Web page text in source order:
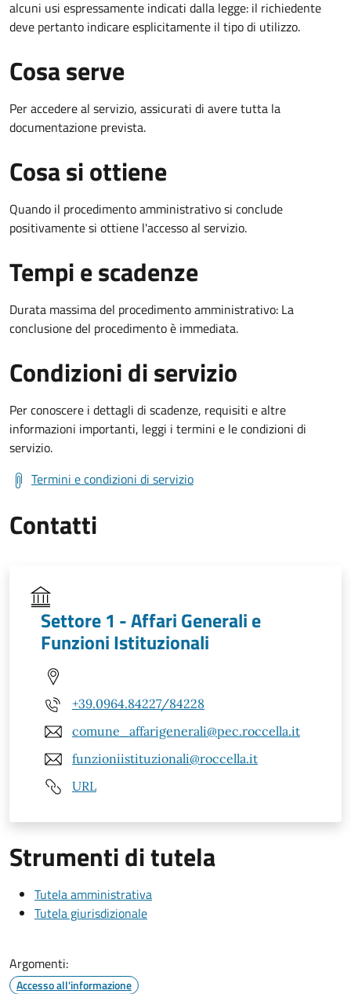
alcuni usi espressamente indicati dalla legge: il richiedente
deve pertanto indicare esplicitamente il tipo di utilizzo.
Cosa serve
Per accedere al servizio, assicurati di avere tutta la
documentazione prevista.
Cosa si ottiene
Quando il procedimento amministrativo si conclude
positivamente si ottiene l'accesso al servizio.
Tempi e scadenze
Durata massima del procedimento amministrativo: La
conclusione del procedimento è immediata.
Condizioni di servizio
Per conoscere i dettagli di scadenze, requisiti e altre
informazioni importanti, leggi i termini e le condizioni di
servizio.
Termini e condizioni di servizio
Contatti
Settore 1 - Affari Generali e
Funzioni Istituzionali
+39.0964.84227/84228
comune_affarigenerali@pec.roccella.it
funzioniistituzionali@roccella.it
URL
Strumenti di tutela
Tutela amministrativa
Tutela giurisdizionale
Argomenti:
Accesso all'informazione